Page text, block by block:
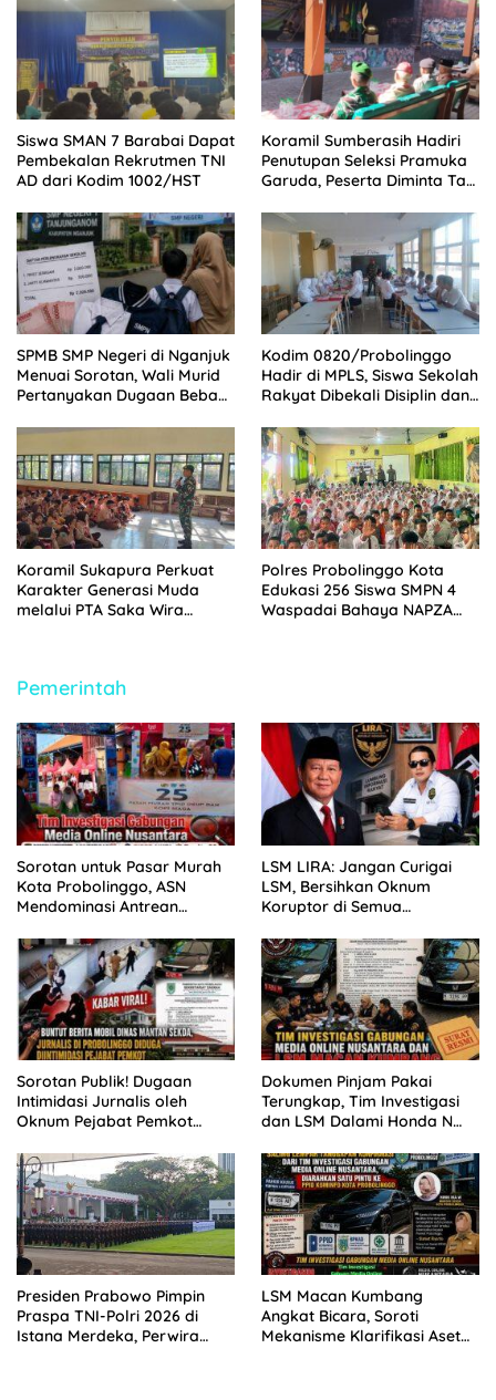
Siswa SMAN 7 Barabai Dapat
Pembekalan Rekrutmen TNI
AD dari Kodim 1002/HST
Koramil Sumberasih Hadiri
Penutupan Seleksi Pramuka
Garuda, Peserta Diminta Tak
SPMB SMP Negeri di Nganjuk
Menuai Sorotan, Wali Murid
Pertanyakan Dugaan Beban
Pengawasan Dinas
Pendidikan
Kodim 0820/Probolinggo
Hadir di MPLS, Siswa Sekolah
Rakyat Dibekali Disiplin dan
Koramil Sukapura Perkuat
Karakter Generasi Muda
melalui PTA Saka Wira
Polres Probolinggo Kota
Edukasi 256 Siswa SMPN 4
Waspadai Bahaya NAPZA
Pemerintah
Sorotan untuk Pasar Murah
Kota Probolinggo, ASN
Mendominasi Antrean
LSM LIRA: Jangan Curigai
LSM, Bersihkan Oknum
Koruptor di Semua
Sorotan Publik! Dugaan
Intimidasi Jurnalis oleh
Oknum Pejabat Pemkot
Dokumen Pinjam Pakai
Terungkap, Tim Investigasi
dan LSM Dalami Honda N
Probolinggo
Presiden Prabowo Pimpin
Praspa TNI-Polri 2026 di
Istana Merdeka, Perwira
LSM Macan Kumbang
Angkat Bicara, Soroti
Mekanisme Klarifikasi Aset